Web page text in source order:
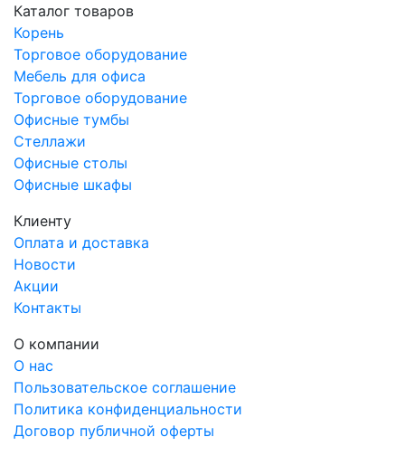
Каталог товаров
Корень
Торговое оборудование
Мебель для офиса
Торговое оборудование
Офисные тумбы
Стеллажи
Офисные столы
Офисные шкафы
Клиенту
Оплата и доставка
Новости
Акции
Контакты
О компании
О нас
Пользовательское соглашение
Политика конфиденциальности
Договор публичной оферты